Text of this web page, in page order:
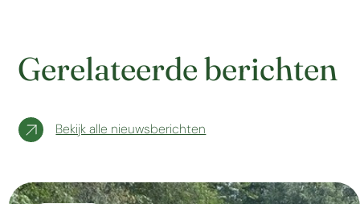
Gerelateerde berichten
Bekijk alle nieuwsberichten